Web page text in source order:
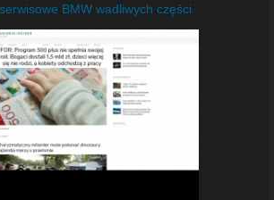
BMW wadliwych części